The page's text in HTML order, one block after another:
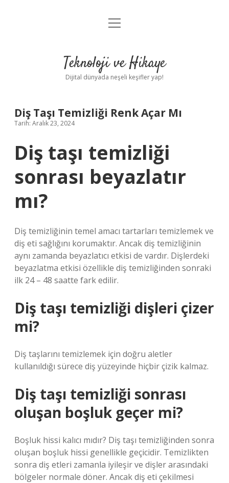
Anasayfa
Yasal Uyarı
menüyü
Teknoloji ve Hikaye
Dijital dünyada neşeli keşifler yap!
Diş Taşı Temizliği Renk Açar Mı
Tarih: Aralık 23, 2024
Diş taşı temizliği
sonrası beyazlatır
mı?
Diş temizliğinin temel amacı tartarları temizlemek ve
diş eti sağlığını korumaktır. Ancak diş temizliğinin
aynı zamanda beyazlatıcı etkisi de vardır. Dişlerdeki
beyazlatma etkisi özellikle diş temizliğinden sonraki
ilk 24 – 48 saatte fark edilir.
Diş taşı temizliği dişleri çizer
mi?
Diş taşlarını temizlemek için doğru aletler
kullanıldığı sürece diş yüzeyinde hiçbir çizik kalmaz.
Diş taşı temizliği sonrası
oluşan boşluk geçer mi?
Boşluk hissi kalıcı mıdır? Diş taşı temizliğinden sonra
oluşan boşluk hissi genellikle geçicidir. Temizlikten
sonra diş etleri zamanla iyileşir ve dişler arasındaki
bölgeler normale döner. Ancak diş eti çekilmesi